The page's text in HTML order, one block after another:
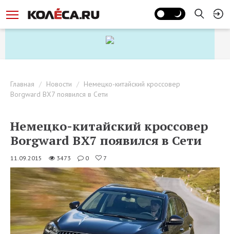
Главная Новости
Немецко-китайский кроссовер
Borgward BX7 появился в Сети
Немецко-китайский кроссовер
Borgward BX7 появился в Сети
11.09.2015 3473 0 7